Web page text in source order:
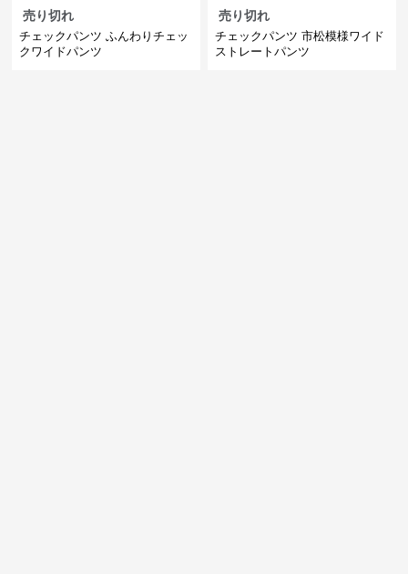
売り切れ
チェックパンツ ふんわりチェッ
クワイドパンツ
売り切れ
チェックパンツ 市松模様ワイド
ストレートパンツ